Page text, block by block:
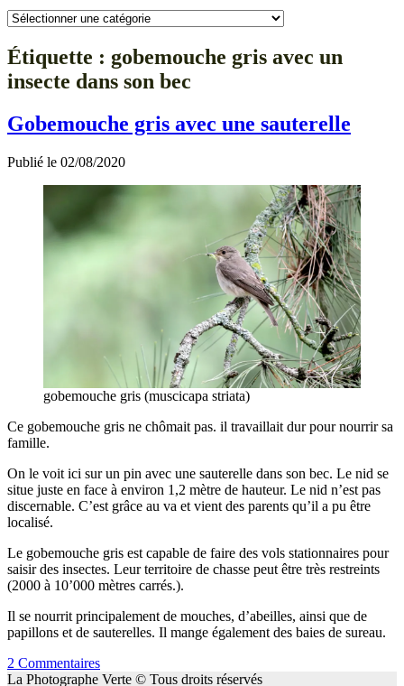
Catégories
Étiquette : gobemouche gris avec un
insecte dans son bec
Gobemouche gris avec une sauterelle
Publié le 02/08/2020
gobemouche gris (muscicapa striata)
Ce gobemouche gris ne chômait pas. il travaillait dur pour nourrir sa
famille.
On le voit ici sur un pin avec une sauterelle dans son bec. Le nid se
situe juste en face à environ 1,2 mètre de hauteur. Le nid n’est pas
discernable. C’est grâce au va et vient des parents qu’il a pu être
localisé.
Le gobemouche gris est capable de faire des vols stationnaires pour
saisir des insectes. Leur territoire de chasse peut être très restreints
(2000 à 10’000 mètres carrés.).
Il se nourrit principalement de mouches, d’abeilles, ainsi que de
papillons et de sauterelles. Il mange également des baies de sureau.
2 Commentaires
La Photographe Verte © Tous droits réservés